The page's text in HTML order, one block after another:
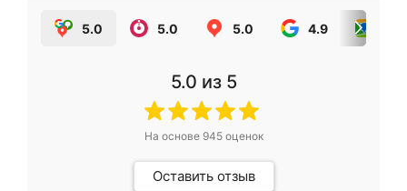
5.0 5.0 5.0 4.9
5.0 из 5
На основе 945оценок
Оставить отзыв